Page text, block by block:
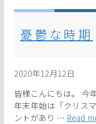
リ
憂鬱な時期
2020年12月12日
皆様こんにちは。 今
年末年始は「クリス
ントがあり … Read